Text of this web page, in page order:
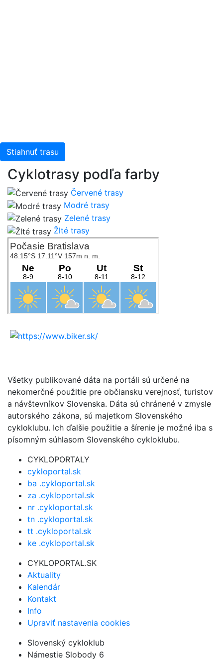
Stiahnuť trasu
Cyklotrasy podľa farby
Červené trasy
Modré trasy
Zelené trasy
Žlté trasy
Všetky publikované dáta na portáli sú určené na
nekomerčné použitie pre občiansku verejnosť, turistov
a návštevníkov Slovenska. Dáta sú chránené v zmysle
autorského zákona, sú majetkom Slovenského
cykloklubu. Ich ďalšie použitie a šírenie je možné iba s
písomným súhlasom Slovenského cykloklubu.
CYKLOPORTALY
cykloportal.sk
ba .cykloportal.sk
za .cykloportal.sk
nr .cykloportal.sk
tn .cykloportal.sk
tt .cykloportal.sk
ke .cykloportal.sk
CYKLOPORTAL.SK
Aktuality
Kalendár
Kontakt
Info
Upraviť nastavenia cookies
Slovenský cykloklub
Námestie Slobody 6